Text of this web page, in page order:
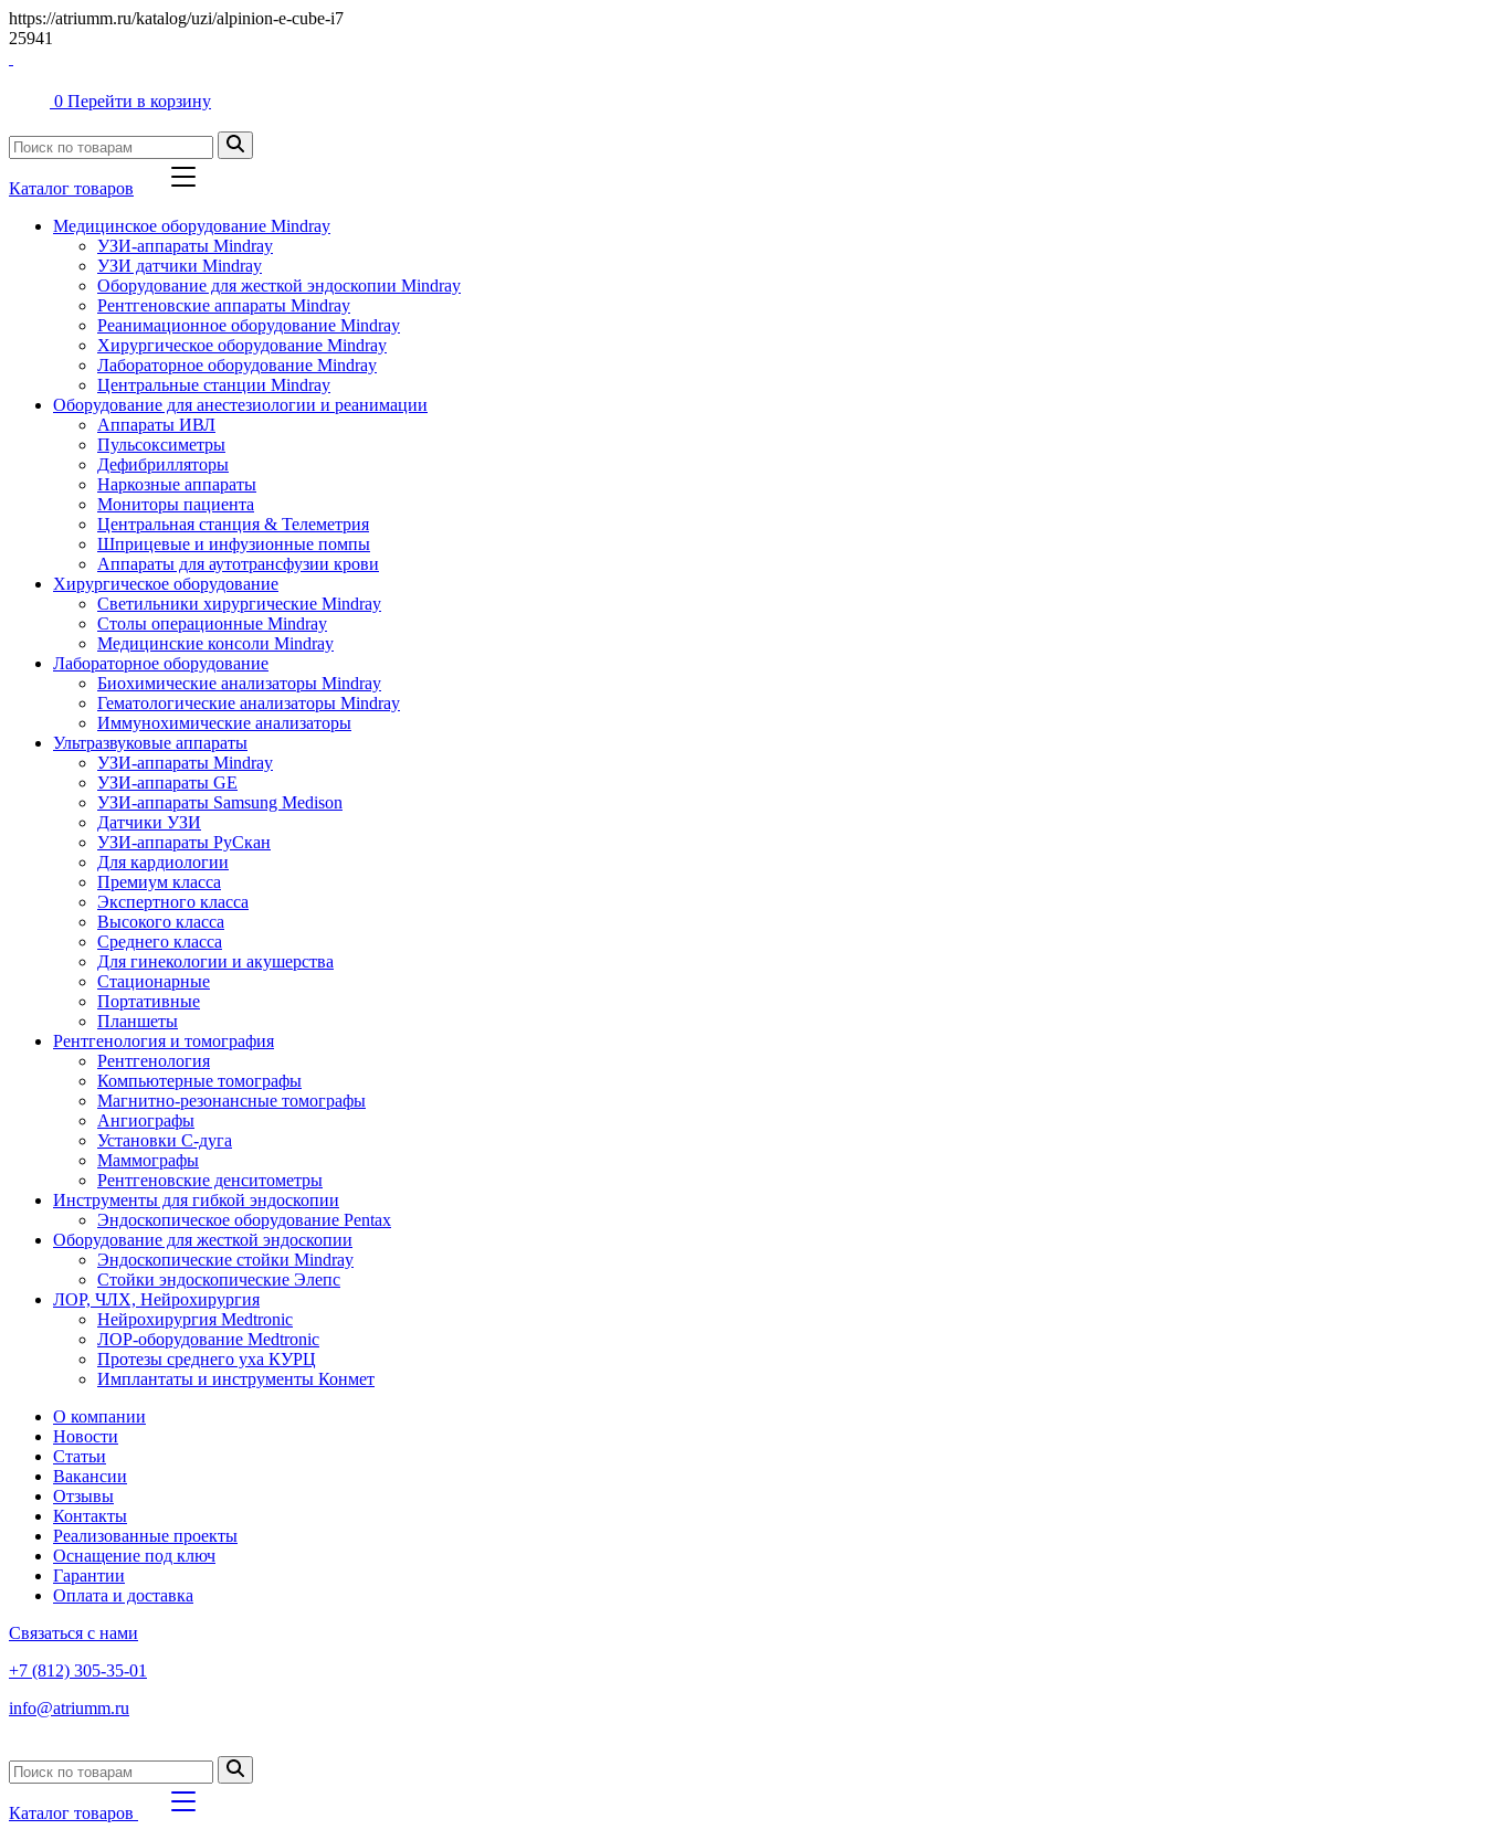
https://atriumm.ru/katalog/uzi/alpinion-e-cube-i7
25941
0 Перейти в корзину
Каталог товаров
Медицинское оборудование Mindray
УЗИ-аппараты Mindray
УЗИ датчики Mindray
Оборудование для жесткой эндоскопии Mindray
Рентгеновские аппараты Mindray
Реанимационное оборудование Mindray
Хирургическое оборудование Mindray
Лабораторное оборудование Mindray
Центральные станции Mindray
Оборудование для анестезиологии и реанимации
Аппараты ИВЛ
Пульсоксиметры
Дефибрилляторы
Наркозные аппараты
Мониторы пациента
Центральная станция & Телеметрия
Шприцевые и инфузионные помпы
Аппараты для аутотрансфузии крови
Хирургическое оборудование
Светильники хирургические Mindray
Столы операционные Mindray
Медицинские консоли Mindray
Лабораторное оборудование
Биохимические анализаторы Mindray
Гематологические анализаторы Mindray
Иммунохимические анализаторы
Ультразвуковые аппараты
УЗИ-аппараты Mindray
УЗИ-аппараты GE
УЗИ-аппараты Samsung Medison
Датчики УЗИ
УЗИ-аппараты РуСкан
Для кардиологии
Премиум класса
Экспертного класса
Высокого класса
Среднего класса
Для гинекологии и акушерства
Стационарные
Портативные
Планшеты
Рентгенология и томография
Рентгенология
Компьютерные томографы
Магнитно-резонансные томографы
Ангиографы
Установки С-дуга
Маммографы
Рентгеновские денситометры
Инструменты для гибкой эндоскопии
Эндоскопическое оборудование Pentax
Оборудование для жесткой эндоскопии
Эндоскопические стойки Mindray
Стойки эндоскопические Элепс
ЛОР, ЧЛХ, Нейрохирургия
Нейрохирургия Medtronic
ЛОР-оборудование Medtronic
Протезы среднего уха КУРЦ
Имплантаты и инструменты Конмет
О компании
Новости
Статьи
Вакансии
Отзывы
Контакты
Реализованные проекты
Оснащение под ключ
Гарантии
Оплата и доставка
Связаться с нами
+7 (812) 305-35-01
info@atriumm.ru
Каталог товаров